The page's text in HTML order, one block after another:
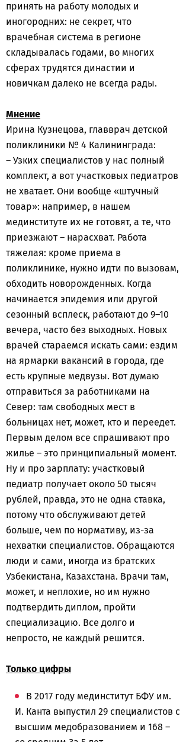
принять на работу молодых и
иногородних: не секрет, что
врачебная система в регионе
складывалась годами, во многих
сферах трудятся династии и
новичкам далеко не всегда рады.
Мнение
Ирина Кузнецова, главврач детской
поликлиники № 4 Калининграда:
– Узких специалистов у нас полный
комплект, а вот участковых педиатров
не хватает. Они вообще «штучный
товар»: например, в нашем
мединституте их не готовят, а те, что
приезжают – нарасхват. Работа
тяжелая: кроме приема в
поликлинике, нужно идти по вызовам,
обходить новорожденных. Когда
начинается эпидемия или другой
сезонный всплеск, работают до 9–10
вечера, часто без выходных. Новых
врачей стараемся искать сами: ездим
на ярмарки вакансий в города, где
есть крупные медвузы. Вот думаю
отправиться за работниками на
Север: там свободных мест в
больницах нет, может, кто и переедет.
Первым делом все спрашивают про
жилье – это принципиальный момент.
Ну и про зарплату: участковый
педиатр получает около 50 тысяч
рублей, правда, это не одна ставка,
потому что обслуживают детей
больше, чем по нормативу, из-за
нехватки специалистов. Обращаются
люди и сами, иногда из братских
Узбекистана, Казахстана. Врачи там,
может, и неплохие, но им нужно
подтвердить диплом, пройти
специализацию. Все долго и
непросто, не каждый решится.
Только цифры
В 2017 году мединститут БФУ им.
И. Канта выпустил 29 специалистов с
высшим медобразованием и 168 –